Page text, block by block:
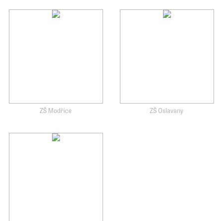
ZŠ Modřice ZŠ Oslavany